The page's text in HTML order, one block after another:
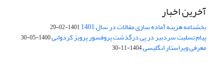
آخرین اخبار
بخشنامه هزینه آماده سازی مقالات در سال 1401 1401-02-29
پیام تسلیت سردبیر در پی درگذشت پروفسور پرویز کردوانی1400-05-30
معرفی ویراستار انگلیسی1404-11-30